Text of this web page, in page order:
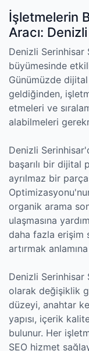
İşletmelerin
Aracı:
Denizli Serinhisar
büyümesinde
Günümüzde
geldiğinden,
etmeleri ve
alabilmeleri
Denizli
başarılı bir dijital
ayrılmaz bir
organik arama
ulaşmasına
daha fazla erişim
artırmak
Denizli Serinhisar
olarak değişiklik
düzeyi, anahtar
yapısı, içerik
bulunur. Her
SEO hizmet